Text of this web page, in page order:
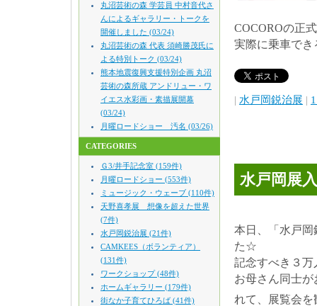
丸沼芸術の森 学芸員 中村音代さ
んによるギャラリー・トークを
開催しました (03/24)
丸沼芸術の森 代表 須崎勝茂氏に
よる特別トーク (03/24)
熊本地震復興支援特別企画 丸沼
芸術の森所蔵 アンドリュー・ワ
イエス水彩画・素描展開幕
(03/24)
月曜ロードショー 汚名 (03/26)
CATEGORIES
Ｇ3/井手記念室 (159件)
月曜ロードショー (553件)
ミュージック・ウェーブ (110件)
天野喜孝展 想像を超えた世界
(7件)
水戸岡鋭治展 (21件)
CAMKEES（ボランティア）
(131件)
ワークショップ (48件)
ホームギャラリー (179件)
街なか子育てひろば (41件)
COCOROの正
実際に乗車で
| 水戸岡鋭治展 |
水戸岡展
本日、「水戸
た☆
記念すべき３万
お母さん同士
れて、展覧会